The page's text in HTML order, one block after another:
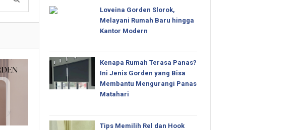
Loveina Gorden Slorok,
Melayani Rumah Baru hingga
Kantor Modern
Kenapa Rumah Terasa Panas?
Ini Jenis Gorden yang Bisa
Membantu Mengurangi Panas
Matahari
Tips Memilih Rel dan Hook